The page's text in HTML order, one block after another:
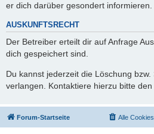
er dich darüber gesondert informieren.
AUSKUNFTSRECHT
Der Betreiber erteilt dir auf Anfrage
dich gespeichert sind.
Du kannst jederzeit die Löschung
verlangen. Kontaktiere hierzu bitte den
Forum-Startseite Alle